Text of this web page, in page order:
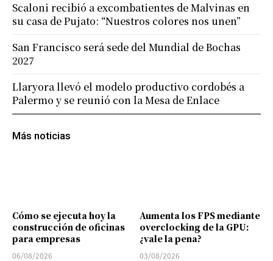
Más noticias
Cómo se ejecuta hoy la
construcción de oficinas
para empresas
06/08/2026
Aumenta los FPS mediante
overclocking de la GPU:
¿vale la pena?
03/08/2026
Scaloni recibió a excombatientes de Malvinas en
su casa de Pujato: “Nuestros colores nos unen”
San Francisco será sede del Mundial de Bochas
2027
Llaryora llevó el modelo productivo cordobés a
Palermo y se reunió con la Mesa de Enlace